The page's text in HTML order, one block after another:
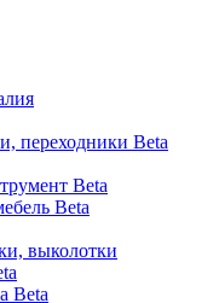
переходники Beta
Beta
Beta
выколотки
Beta